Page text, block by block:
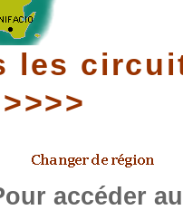
les
accéder